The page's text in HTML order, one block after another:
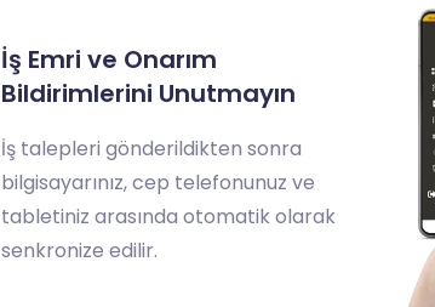
İş Emri ve Onarım
Bildirimlerini Unutmayın
İş talepleri gönderildikten sonra
bilgisayarınız, cep telefonunuz ve
tabletiniz arasında otomatik olarak
senkronize edilir.